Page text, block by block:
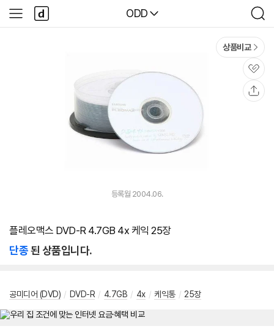
다나와
ODD
검
색
사
이
다
나
와
상품비교
관
심
등록월 2004.06.
플레오맥스 DVD-R 4.7GB 4x 케익 25장
단종된 상품입니다.
공미디어 (DVD) / DVD-R / 4.7GB / 4x / 케익통 / 25장